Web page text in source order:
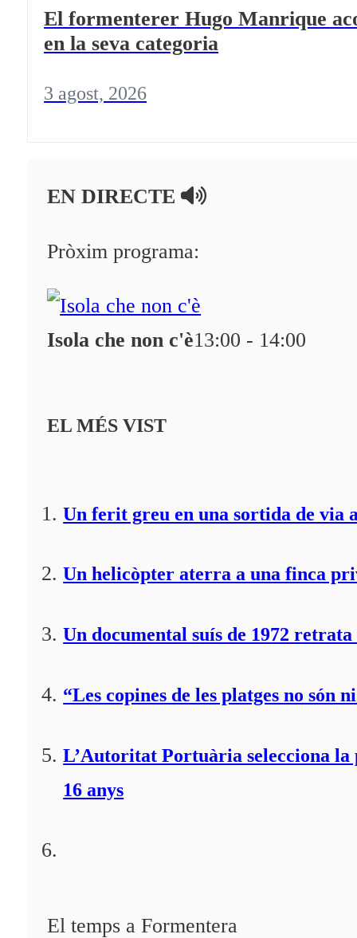
El formenterer Hugo Manrique
en la seva categoria
3 agost, 2026
EN DIRECTE
Pròxim programa:
Isola che non c'è13:00 - 14:00
EL MÉS VIST
Un ferit greu en una sortida de via
Un helicòpter aterra a una finca
Un documental suís de 1972
“Les copines de les platges no
L’Autoritat Portuària selecciona
16 anys
El temps a Formentera